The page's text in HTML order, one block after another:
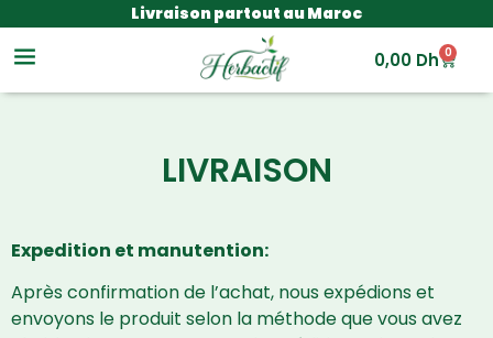
Livraison partout au Maroc
0,00 Dh 0
LIVRAISON
Expedition et manutention:
Après confirmation de l’achat, nous expédions et
envoyons le produit selon la méthode que vous avez